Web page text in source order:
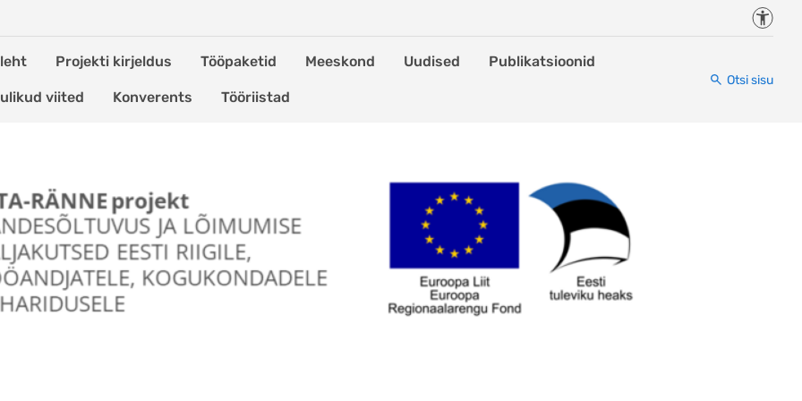
Projekti kirjeldus Tööpaketid Meeskond Uudised Publikatsioonid
viited Konverents Tööriistad
Otsi sisu